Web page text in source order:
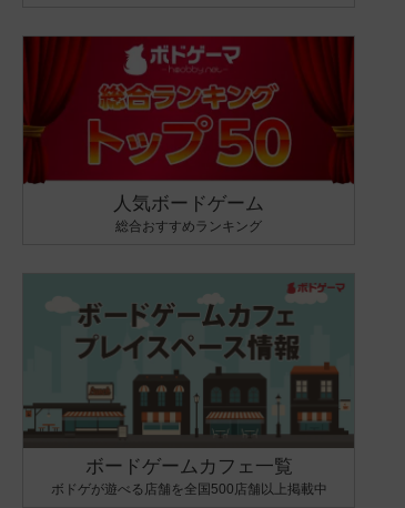
人気ボードゲーム
総合おすすめランキング
ボードゲームカフェ一覧
ボドゲが遊べる店舗を全国500店舗以上掲載中